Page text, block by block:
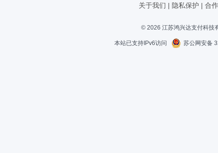
关于我们 | 隐私保护 | 合
© 2026 江苏鸿兴达支付科技
本站已支持IPv6访问 苏公网安备